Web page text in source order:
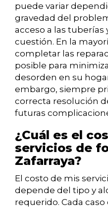
puede variar
gravedad del
acceso a las
cuestión. En la
completar las
posible para
desorden en su
embargo, siempre
correcta resolución
futuras
¿Cuál es el
servicios de
Zafarraya?
El costo de mis
depende del tipo y
requerido. Cada